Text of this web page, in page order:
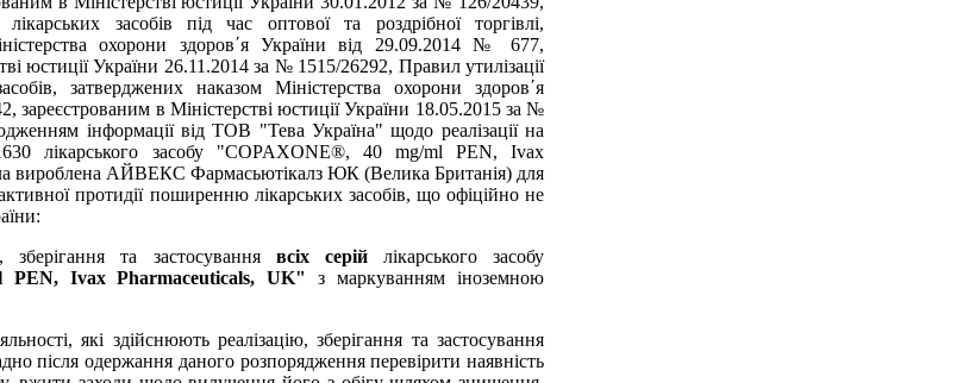
засобів під час оптової та роздрібної торгівлі,
охорони здоров´я України від 29.09.2014 № 677,
юстиції України 26.11.2014 за № 1515/26292, Правил утилізації
затверджених наказом Міністерства охорони здоров´я
зареєстрованим в Міністерстві юстиції України 18.05.2015 за №
інформації від ТОВ "Тева Україна" щодо реалізації на
лікарського засобу "COPAXONE®, 40 mg/ml PEN, Ivax
вироблена АЙВЕКС Фармасьютікалз ЮК (Велика Британія) для
протидії поширенню лікарських засобів, що офіційно не
зберігання та застосування всіх серійлікарського засобу
Ivax Pharmaceuticals, UK"
з маркуванням іноземною
які здійснюють реалізацію, зберігання та застосування
після одержання даного розпорядження перевірити наявність